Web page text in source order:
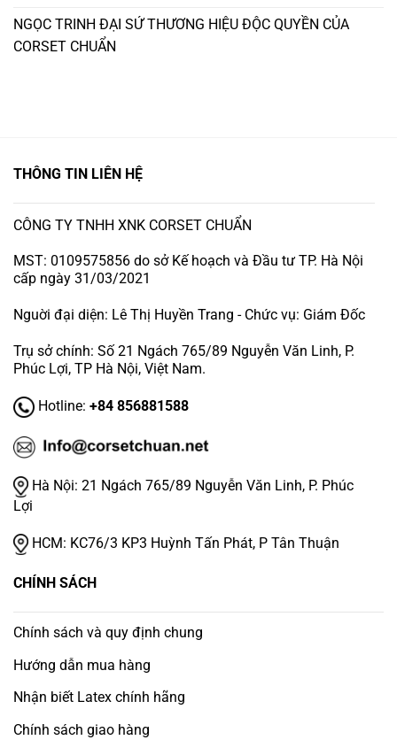
NGỌC TRINH ĐẠI SỨ THƯƠNG HIỆU ĐỘC QUYỀN CỦA
CORSET CHUẨN
THÔNG TIN LIÊN HỆ
CÔNG TY TNHH XNK CORSET CHUẨN
MST: 0109575856 do sở Kế hoạch và Đầu tư TP. Hà Nội
cấp ngày 31/03/2021
Nguời đại diện: Lê Thị Huyền Trang - Chức vụ: Giám Đốc
Trụ sở chính: Số 21 Ngách 765/89 Nguyễn Văn Linh, P.
Phúc Lợi, TP Hà Nội, Việt Nam.
Hotline: +84 856881588
Hà Nội: 21 Ngách 765/89 Nguyễn Văn Linh, P. Phúc
Lợi
HCM: KC76/3 KP3 Huỳnh Tấn Phát, P Tân Thuận
CHÍNH SÁCH
Chính sách và quy định chung
Hướng dẫn mua hàng
Nhận biết Latex chính hãng
Chính sách giao hàng